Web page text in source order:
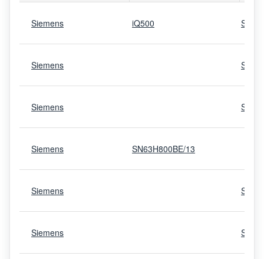
Siemens iQ500
Siemens
Siemens
Siemens SN63H800BE/13
Siemens
Siemens